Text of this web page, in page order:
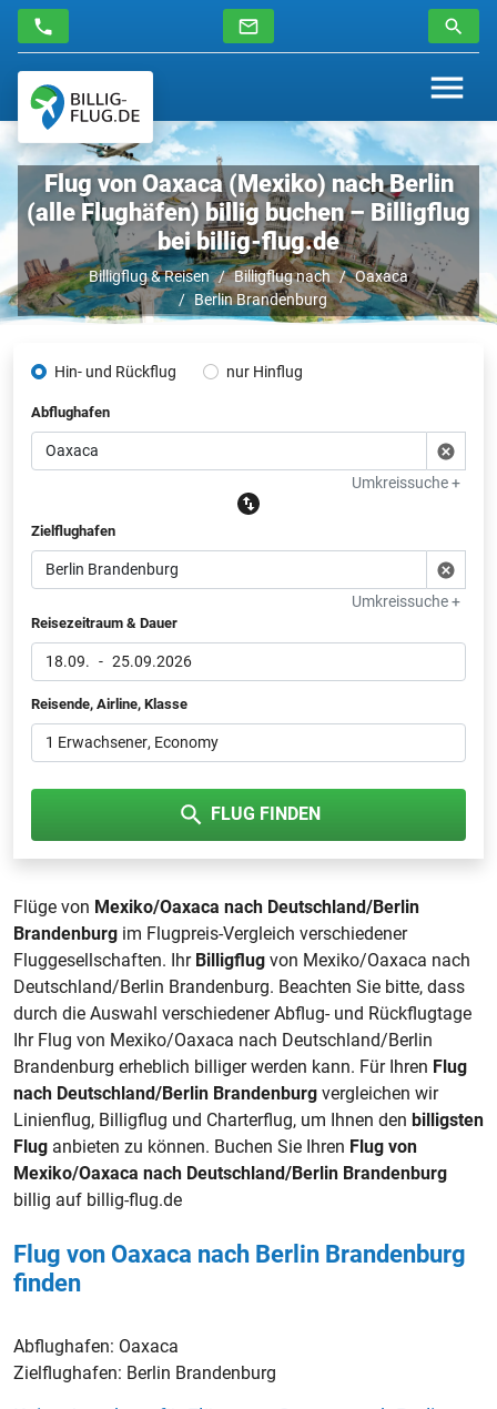
Flug von Oaxaca (Mexiko) nach Berlin
(alle Flughäfen) billig buchen – Billigflug
bei billig-flug.de
Billigflug & Reisen Billigflug nach
Oaxaca
Berlin Brandenburg
Hin- und Rückflug nur Hinflug
Abflughafen
Umkreissuche +
Zielflughafen
Umkreissuche +
Reisezeitraum & Dauer
18.09. - 25.09.2026
Reisende, Airline, Klasse
1 Erwachsener, Economy
FLUG FINDEN
Flüge von Mexiko/Oaxaca nach Deutschland/Berlin
Brandenburg im Flugpreis-Vergleich verschiedener
Fluggesellschaften. Ihr Billigflug von Mexiko/Oaxaca nach
Deutschland/Berlin Brandenburg. Beachten Sie bitte, dass
durch die Auswahl verschiedener Abflug- und Rückflugtage
Ihr Flug von Mexiko/Oaxaca nach Deutschland/Berlin
Brandenburg erheblich billiger werden kann. Für Ihren Flug
nach Deutschland/Berlin Brandenburg vergleichen wir
Linienflug, Billigflug und Charterflug, um Ihnen den billigsten
Flug anbieten zu können. Buchen Sie Ihren Flug von
Mexiko/Oaxaca nach Deutschland/Berlin Brandenburg
billig auf billig-flug.de
Flug von Oaxaca nach Berlin Brandenburg
finden
Abflughafen: Oaxaca
Zielflughafen: Berlin Brandenburg